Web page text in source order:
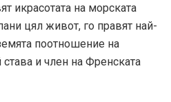
икрасотата на морската
цял живот, го правят най­
поотношение на
и член на Френската